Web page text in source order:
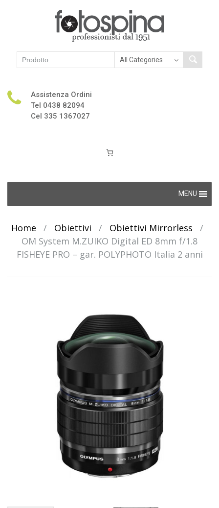
Assistenza Ordini
Tel 0438 82094
Cel 335 1367027
content
MENU
Home / Obiettivi / Obiettivi Mirrorless
/
OM System M.ZUIKO Digital ED 8mm f/1.8
FISHEYE PRO – gar. POLYPHOTO Italia 2 anni